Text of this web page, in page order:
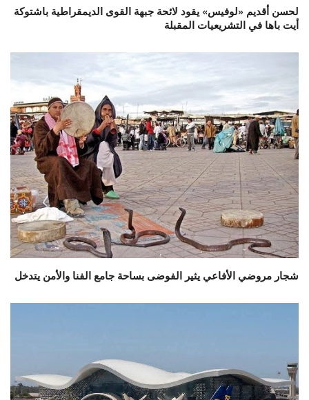
لحسن أقديم «لوفيس» يقود لائحة جبهة القوى الديمقراطية باشتوكة
أيت باها في التشريعيات المقبلة
شجار مروضي الأفاعي يثير الفوضى بساحة جامع الفنا والأمن يتدخل